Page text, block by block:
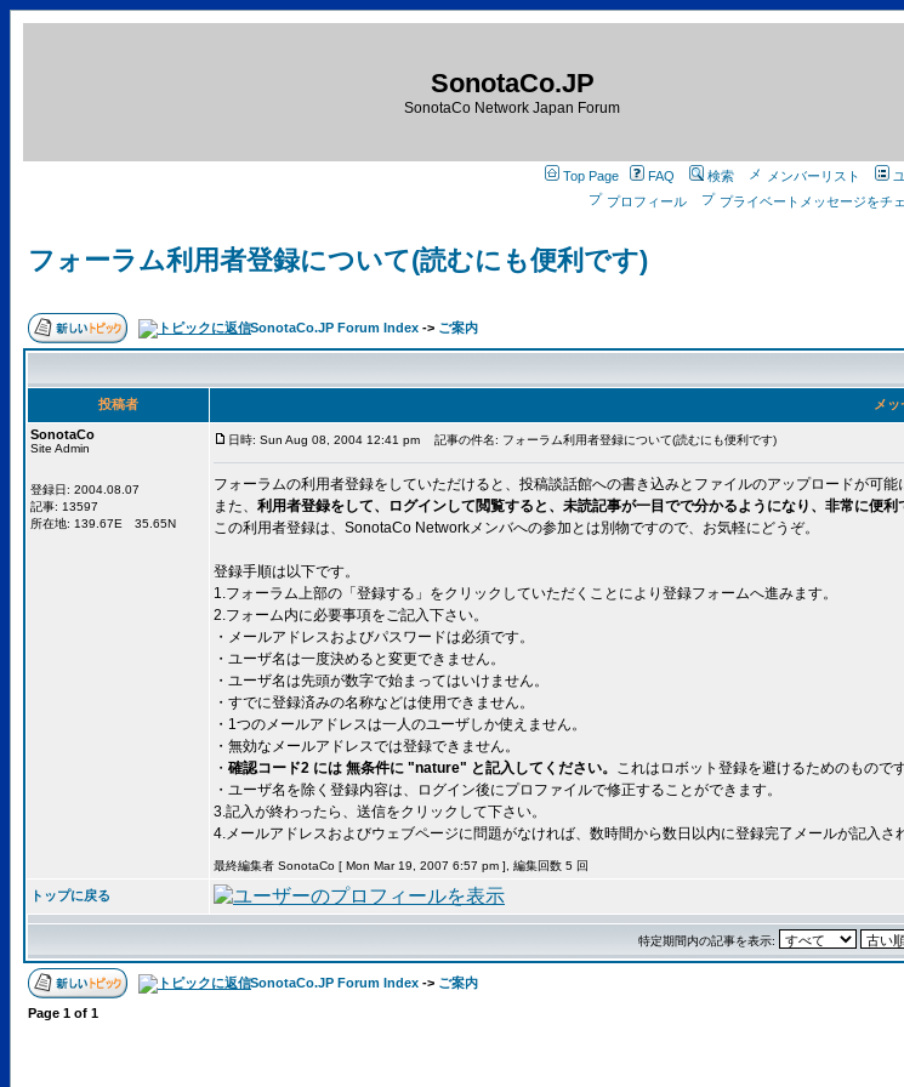
SonotaCo.JP
SonotaCo Network Japan Forum
Top Page FAQ 検索 メンバーリスト
プロフィール
プライベートメッセージをチ
フォーラム利用者登録について(読むにも便利です)
SonotaCo.JP Forum Index -> ご案内
投稿者 メッ
SonotaCo
Site Admin
登録日: 2004.08.07
記事: 13597
所在地: 139.67E 35.65N
日時: Sun Aug 08, 2004 12:41 pm 記事の件名: フォーラム利用者登録について(読むにも便利です)
フォーラムの利用者登録をしていただけると、投稿談話館への書き込みとファイルのアップロードが可能
また、 利用者登録をして、ログインして閲覧すると、未読記事が一目でで分かるようになり、非常に便利
この利用者登録は、SonotaCo Networkメンバへの参加とは別物ですので、お気軽にどうぞ。
登録手順は以下です。
1.フォーラム上部の「登録する」をクリックしていただくことにより登録フォームへ進みます。
2.フォーム内に必要事項をご記入下さい。
・メールアドレスおよびパスワードは必須です。
・ユーザ名は一度決めると変更できません。
・ユーザ名は先頭が数字で始まってはいけません。
・すでに登録済みの名称などは使用できません。
・1つのメールアドレスは一人のユーザしか使えません。
・無効なメールアドレスでは登録できません。
・ 確認コード2 には 無条件に "nature" と記入してください。 これはロボット登録を避けるためのものです
・ユーザ名を除く登録内容は、ログイン後にプロファイルで修正することができます。
3.記入が終わったら、送信をクリックして下さい。
4.メールアドレスおよびウェブページに問題がなければ、数時間から数日以内に登録完了メールが記入さ
最終編集者 SonotaCo [ Mon Mar 19, 2007 6:57 pm ], 編集回数 5 回
トップに戻る
特定期間内の記事を表示:
SonotaCo.JP Forum Index -> ご案内
Page 1 of 1